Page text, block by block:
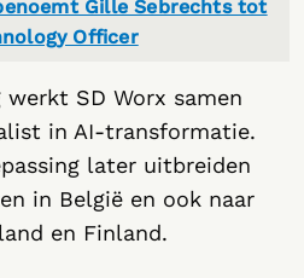
Gille Sebrechts tot
Officer
SD Worx samen
in AI-transformatie.
later uitbreiden
in België en ook naar
en Finland.